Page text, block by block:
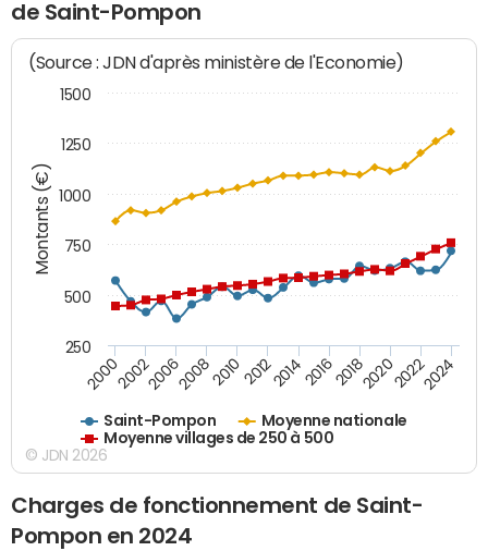
de Saint-Pompon
Montants (€)
(Source : JDN d'après ministère de l'Economie)
Saint-Pompon
Moyenne nationale
Moyenne villages de 250 à 500
200020022006200820102012201420162018202020222024
250
500
750
1000
1250
1500
© JDN 2026
Charges de fonctionnement de Saint-
Pompon en 2024